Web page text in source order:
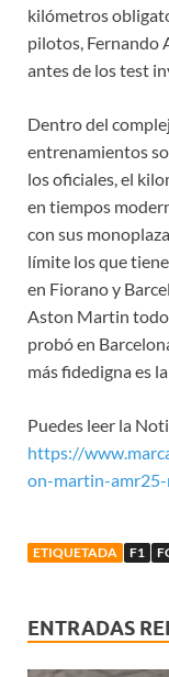
kilómetros
pilotos, Fernando
antes de los test
Dentro del
entrenamientos
los oficiales, el
en tiempos
con sus
límite los que
en Fiorano y
Aston Martin todo
probó en
más fidedigna es
Puedes leer la
https://
on-martin-
ETIQUETADA F1
ENTRADAS